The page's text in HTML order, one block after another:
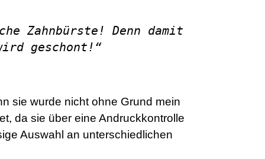
Zahnbürste! Denn damit
geschont!“
sie wurde nicht ohne Grund mein
da sie über eine Andruckkontrolle
Auswahl an unterschiedlichen